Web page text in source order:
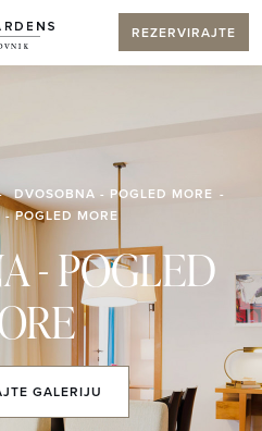
REZERVIRAJTE
DVOSOBNA - POGLED MORE
POGLED MORE
- POGLED
GALERIJU